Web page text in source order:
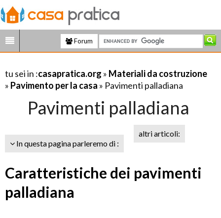
Forum
tu sei in :casapratica.org » Materiali da costruzione
» Pavimento per la casa » Pavimenti palladiana
Pavimenti palladiana
In questa pagina parleremo di :
altri articoli:
Caratteristiche dei pavimenti
palladiana